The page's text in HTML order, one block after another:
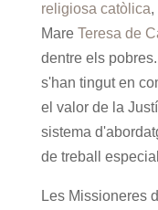
religiosa catòlica,
Mare Teresa de
dentre els
s'han tingut en
el valor de la
sistema
de treball
Les Missioneres